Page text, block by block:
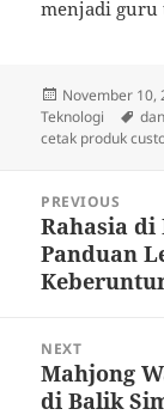
menjadi guru
Posted
on
November 10,
Teknologi
cetak produk
navigation
PREVIOUS
Previous
post:
Rahasia di
Panduan
NEXT
Next
post:
Mahjong
di Balik